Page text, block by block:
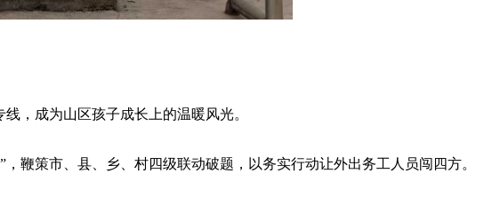
，成为山区孩子成长上的温暖风光。
策市、县、乡、村四级联动破题，以务实行动让外出务工人员闯四方。